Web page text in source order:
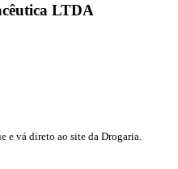
LTDA
e vá direto ao site da Drogaria.